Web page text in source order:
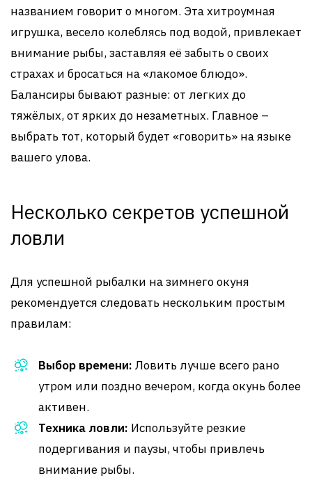
названием говорит о многом. Эта хитроумная
игрушка, весело колеблясь под водой, привлекает
внимание рыбы, заставляя её забыть о своих
страхах и бросаться на «лакомое блюдо».
Балансиры бывают разные: от легких до
тяжёлых, от ярких до незаметных. Главное –
выбрать тот, который будет «говорить» на языке
вашего улова.
Несколько секретов успешной
ловли
Для успешной рыбалки на зимнего окуня
рекомендуется следовать нескольким простым
правилам:
Выбор времени: Ловить лучше всего рано
утром или поздно вечером, когда окунь более
активен.
Техника ловли: Используйте резкие
подергивания и паузы, чтобы привлечь
внимание рыбы.